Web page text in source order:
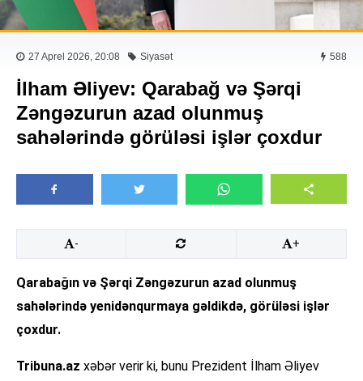
27 Aprel 2026, 20:08 Siyasət 588
İlham Əliyev: Qarabağ və Şərqi
Zəngəzurun azad olunmuş
sahələrində görüləsi işlər çoxdur
- +
Qarabağın və Şərqi Zəngəzurun azad olunmuş
sahələrində yenidənqurmaya gəldikdə, görüləsi işlər
çoxdur.
Tribuna.az xəbər verir ki, bunu Prezident İlham Əliyev